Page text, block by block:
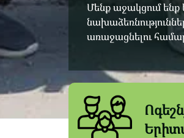
Մենք աջակցում
առաջացնելու